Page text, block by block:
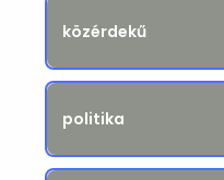
közérdekű
politika